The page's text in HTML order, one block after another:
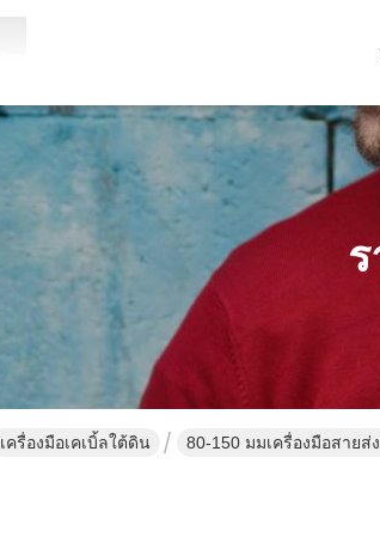
เครื่องมือเคเบิ้ลใต้ดิน 80-150 มมเครื่องมือสายส่